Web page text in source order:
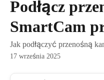
Podłącz
SmartCam
Jak podłączyć przenośną
17 września 2025